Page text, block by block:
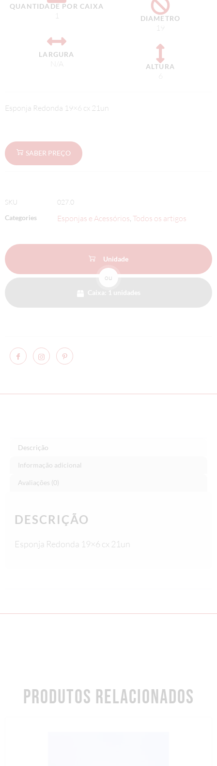
QUANTIDADE POR CAIXA
1
LARGURA
N/A
DIAMETRO
19
ALTURA
Esponja Redonda 19×6 cx 21un
SABER PREÇO
SKU
027.0
Categories
Esponjas e Acessórios, Todos os artigos
Unidade
ou
Caixa: 1 unidades
Descrição
Informação adicional
Avaliações (0)
DESCRIÇÃO
Esponja Redonda 19×6 cx 21un
PRODUTOS RELACIONADOS